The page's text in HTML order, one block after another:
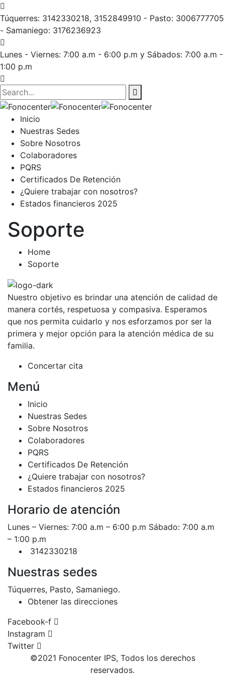
Túquerres: 3142330218, 3152849910 - Pasto: 3006777705
- Samaniego: 3176236923
Lunes - Viernes: 7:00 a.m - 6:00 p.m y Sábados: 7:00 a.m -
1:00 p.m
Inicio
Nuestras Sedes
Sobre Nosotros
Colaboradores
PQRS
Certificados De Retención
¿Quiere trabajar con nosotros?
Estados financieros 2025
Soporte
Home
Soporte
Nuestro objetivo es brindar una atención de calidad de
manera cortés, respetuosa y compasiva. Esperamos
que nos permita cuidarlo y nos esforzamos por ser la
primera y mejor opción para la atención médica de su
familia.
Concertar cita
Menú
Inicio
Nuestras Sedes
Sobre Nosotros
Colaboradores
PQRS
Certificados De Retención
¿Quiere trabajar con nosotros?
Estados financieros 2025
Horario de atención
Lunes – Viernes: 7:00 a.m – 6:00 p.m Sábado: 7:00 a.m
– 1:00 p.m
3142330218
Nuestras sedes
Túquerres, Pasto, Samaniego.
Obtener las direcciones
Facebook-f
Instagram
Twitter
©2021 Fonocenter IPS, Todos los derechos
reservados.